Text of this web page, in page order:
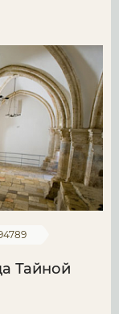
Тайной